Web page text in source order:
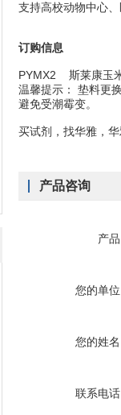
支持高校动物中心
订购信息
PYMX2 斯莱康
温馨提示： 垫料更
避免受潮霉变。
买试剂，找华雅，
产品咨询
产
您的单
您的姓
联系电